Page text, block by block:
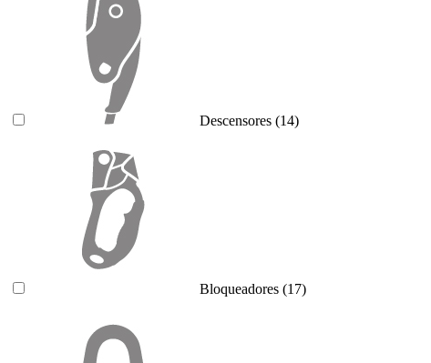
Descensores (14)
Bloqueadores (17)